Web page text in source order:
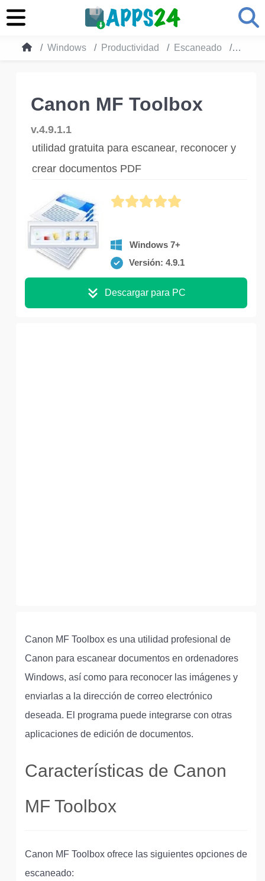
Windows Productividad Escaneado
Canon MF Toolbox
v.4.9.1.1
utilidad gratuita para escanear, reconocer y
crear documentos PDF
Windows 7+
Versión: 4.9.1
Descargar para PC
Canon MF Toolbox es una utilidad profesional de
Canon para escanear documentos en ordenadores
Windows, así como para reconocer las imágenes y
enviarlas a la dirección de correo electrónico
deseada. El programa puede integrarse con otras
aplicaciones de edición de documentos.
Características de Canon
MF Toolbox
Canon MF Toolbox ofrece las siguientes opciones de
escaneado: